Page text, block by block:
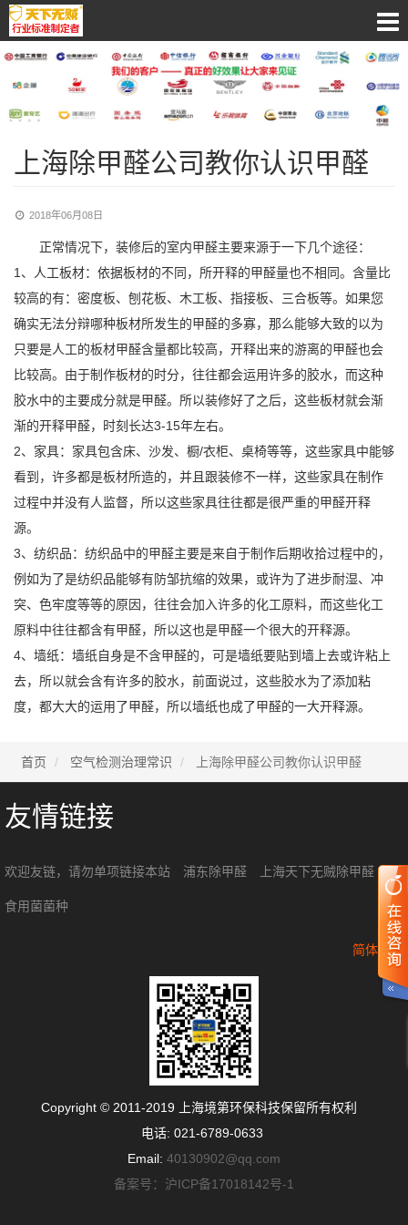
上海除甲醛公司教你认识甲醛
2018年06月08日
正常情况下，装修后的室内甲醛主要来源于一下几个途径：
1、人工板材：依据板材的不同，所开释的甲醛量也不相同。含量比
较高的有：密度板、刨花板、木工板、指接板、三合板等。如果您
确实无法分辩哪种板材所发生的甲醛的多寡，那么能够大致的以为
只要是人工的板材甲醛含量都比较高，开释出来的游离的甲醛也会
比较高。由于制作板材的时分，往往都会运用许多的胶水，而这种
胶水中的主要成分就是甲醛。所以装修好了之后，这些板材就会渐
渐的开释甲醛，时刻长达3-15年左右。
2、家具：家具包含床、沙发、橱/衣柜、桌椅等等，这些家具中能够
看到，许多都是板材所造的，并且跟装修不一样，这些家具在制作
过程中并没有人监督，所以这些家具往往都是很严重的甲醛开释
源。
3、纺织品：纺织品中的甲醛主要是来自于制作后期收拾过程中的，
例如为了是纺织品能够有防邹抗缩的效果，或许为了进步耐湿、冲
突、色牢度等等的原因，往往会加入许多的化工原料，而这些化工
原料中往往都含有甲醛，所以这也是甲醛一个很大的开释源。
4、墙纸：墙纸自身是不含甲醛的，可是墙纸要贴到墙上去或许粘上
去，所以就会含有许多的胶水，前面说过，这些胶水为了添加粘
度，都大大的运用了甲醛，所以墙纸也成了甲醛的一大开释源。
首页 空气检测治理常识 上海除甲醛公司教你认识甲醛
友情链接
欢迎友链，请勿单项链接本站 浦东除甲醛 上海天下无贼除甲醛
食用菌菌种
简体中文
Copyright © 2011-2019 上海境第环保科技保留所有权利
电话: 021-6789-0633
Email: 40130902@qq.com
备案号：沪ICP备17018142号-1